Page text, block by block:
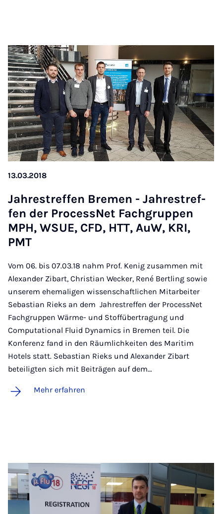
13.03.2018
Jah­res­tref­fen Bre­men - Jah­res­tref­
fen der Pro­cess­Net Fach­grup­pen
MPH, WSUE, CFD, HTT, AuW, KRI,
PMT
Vom 06. bis 07.03.18 nahm Prof. Kenig zusammen mit
Alexander Zibart, Christian Wecker, René Bertling sowie
unserem ehemaligen wissenschaftlichen Mitarbeiter
Sebastian Rieks an dem Jahrestreffen der ProcessNet
Fachgruppen Wärme- und Stoffübertragung und
Computational Fluid Dynamics in Bremen teil. Die
Konferenz fand in den Räumlichkeiten des Maritim
Hotels statt. Sebastian Rieks und Alexander Zibart
beteiligten sich mit Beiträgen auf dem…
Mehr erfahren